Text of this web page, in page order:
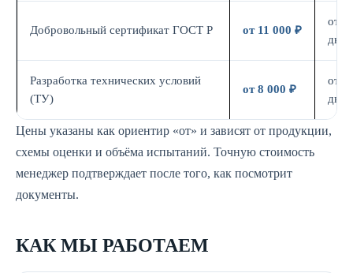
Добровольный сертификат ГОСТ Р от 11 000 ₽
от 7
дн.
Разработка технических условий
(ТУ)
от 8 000 ₽
от 5
дн.
Цены указаны как ориентир «от» и зависят от продукции,
схемы оценки и объёма испытаний. Точную стоимость
менеджер подтверждает после того, как посмотрит
документы.
КАК МЫ РАБОТАЕМ